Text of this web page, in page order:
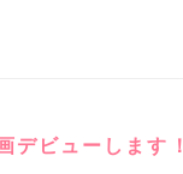
デビューします！